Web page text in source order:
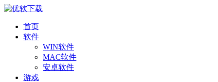
首页
软件
WIN软件
MAC软件
安卓软件
游戏